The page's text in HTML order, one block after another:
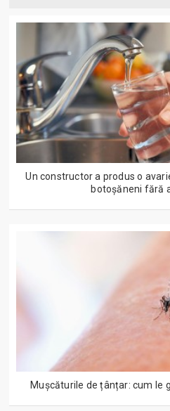
Un constructor a produs o
botoșăneni fără
Mușcăturile de țânțar: cum le